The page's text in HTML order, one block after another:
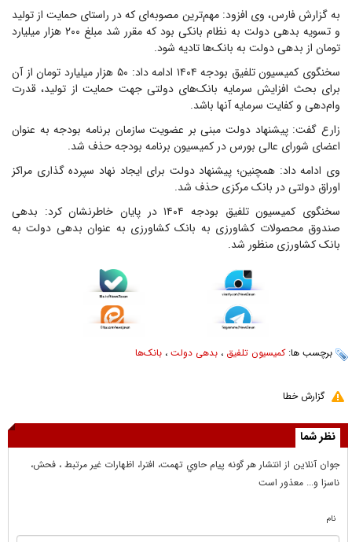
به گزارش فارس، وی افزود: مهم‌ترین مصوبه‌ای که در راستای حمایت از تولید
و تسویه بدهی دولت به نظام بانکی بود که مقرر شد مبلغ ۲۰۰ هزار میلیارد
تومان از بدهی دولت به بانک‌ها تادیه شود.
سخنگوی کمیسیون تلفیق بودجه ۱۴۰۴ ادامه داد: ۵۰ هزار میلیارد تومان از آن
برای بحث افزایش سرمایه بانک‌های دولتی جهت حمایت از تولید، قدرت
وام‌دهی و کفایت سرمایه آنها باشد.
زارع گفت: پیشنهاد دولت مبنی بر عضویت سازمان برنامه بودجه به عنوان
اعضای شورای عالی بورس در کمیسیون برنامه بودجه حذف شد.
وی ادامه داد: همچنین؛ پیشنهاد دولت برای ایجاد نهاد سپرده گذاری مراکز
اوراق دولتی در بانک مرکزی حذف شد.
سخنگوی کمیسیون تلفیق بودجه ۱۴۰۴ در پایان خاطرنشان کرد: بدهی
صندوق محصولات کشاورزی به بانک کشاورزی به عنوان بدهی دولت به
بانک کشاورزی منظور شد.
برچسب ها:کمیسیون تلفیق ، بدهی دولت ، بانک‌ها
گزارش خطا
نظر شما
جوان آنلاين از انتشار هر گونه پيام حاوي تهمت، افترا، اظهارات غير مرتبط ، فحش،
ناسزا و... معذور است
نام